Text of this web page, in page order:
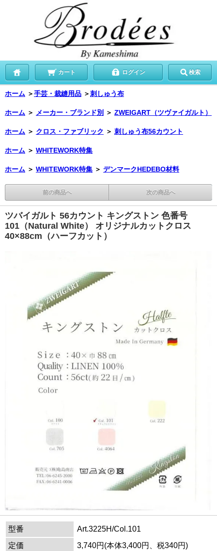
カート ログイン 検索
ホーム ＞手芸・裁縫用品 ＞刺しゅう布
ホーム ＞ メーカー・ブランド別 ＞ ZWEIGART（ツヴァイガルト）
ホーム ＞ クロス・ファブリック ＞ 刺しゅう布56カウント
ホーム ＞ WHITEWORK特集
ホーム ＞ WHITEWORK特集 ＞ デンマークHEDEBO材料
前の商品へ 次の商品へ
ツバイガルト 56カウント キングストン 色番号
101（Natural White） オリジナルカットクロス
40×88cm（ハーフカット）
型番
Art.3225H/Col.101
定価
3,740円(本体3,400円、税340円)